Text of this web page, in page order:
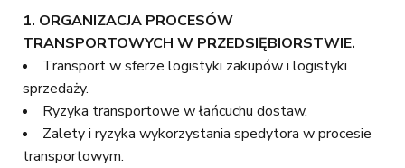
1. ORGANIZACJA PROCESÓW
TRANSPORTOWYCH W PRZEDSIĘBIORSTWIE.
Transport w sferze logistyki zakupów i logistyki
sprzedaży.
Ryzyka transportowe w łańcuchu dostaw.
Zalety i ryzyka wykorzystania spedytora w procesie
transportowym.